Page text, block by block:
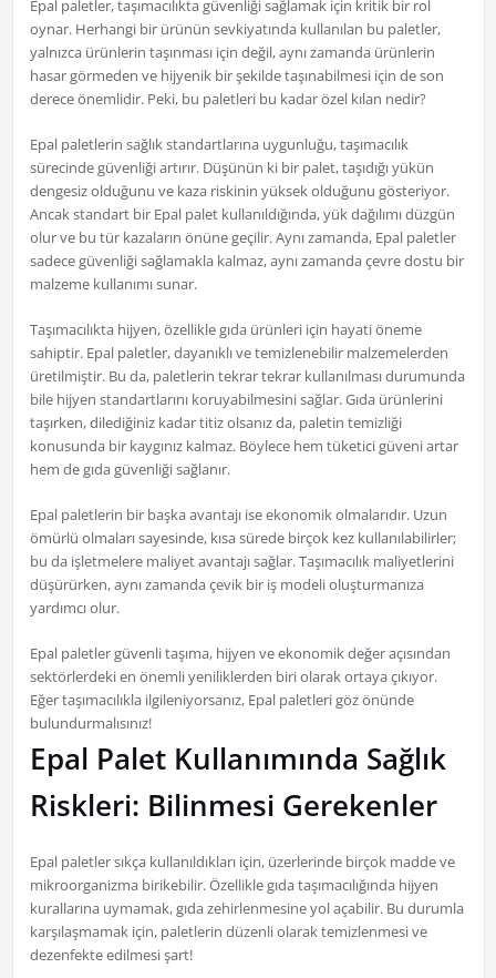
Epal paletler, taşımacılıkta güvenliği sağlamak için kritik bir rol
oynar. Herhangi bir ürünün sevkiyatında kullanılan bu paletler,
yalnızca ürünlerin taşınması için değil, aynı zamanda ürünlerin
hasar görmeden ve hijyenik bir şekilde taşınabilmesi için de son
derece önemlidir. Peki, bu paletleri bu kadar özel kılan nedir?
Epal paletlerin sağlık standartlarına uygunluğu, taşımacılık
sürecinde güvenliği artırır. Düşünün ki bir palet, taşıdığı yükün
dengesiz olduğunu ve kaza riskinin yüksek olduğunu gösteriyor.
Ancak standart bir Epal palet kullanıldığında, yük dağılımı düzgün
olur ve bu tür kazaların önüne geçilir. Aynı zamanda, Epal paletler
sadece güvenliği sağlamakla kalmaz, aynı zamanda çevre dostu bir
malzeme kullanımı sunar.
Taşımacılıkta hijyen, özellikle gıda ürünleri için hayati öneme
sahiptir. Epal paletler, dayanıklı ve temizlenebilir malzemelerden
üretilmiştir. Bu da, paletlerin tekrar tekrar kullanılması durumunda
bile hijyen standartlarını koruyabilmesini sağlar. Gıda ürünlerini
taşırken, dilediğiniz kadar titiz olsanız da, paletin temizliği
konusunda bir kaygınız kalmaz. Böylece hem tüketici güveni artar
hem de gıda güvenliği sağlanır.
Epal paletlerin bir başka avantajı ise ekonomik olmalarıdır. Uzun
ömürlü olmaları sayesinde, kısa sürede birçok kez kullanılabilirler;
bu da işletmelere maliyet avantajı sağlar. Taşımacılık maliyetlerini
düşürürken, aynı zamanda çevik bir iş modeli oluşturmanıza
yardımcı olur.
Epal paletler güvenli taşıma, hijyen ve ekonomik değer açısından
sektörlerdeki en önemli yeniliklerden biri olarak ortaya çıkıyor.
Eğer taşımacılıkla ilgileniyorsanız, Epal paletleri göz önünde
bulundurmalısınız!
Epal Palet Kullanımında Sağlık
Riskleri: Bilinmesi Gerekenler
Epal paletler sıkça kullanıldıkları için, üzerlerinde birçok madde ve
mikroorganizma birikebilir. Özellikle gıda taşımacılığında hijyen
kurallarına uymamak, gıda zehirlenmesine yol açabilir. Bu durumla
karşılaşmamak için, paletlerin düzenli olarak temizlenmesi ve
dezenfekte edilmesi şart!